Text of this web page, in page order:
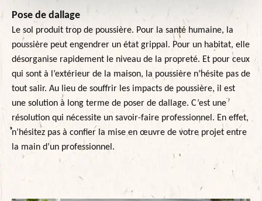
Pose de dallage
Le sol produit trop de poussière. Pour la santé humaine, la
poussière peut engendrer un état grippal. Pour un habitat, elle
désorganise rapidement le niveau de la propreté. Et pour ceux
qui sont à l’extérieur de la maison, la poussière n’hésite pas de
tout salir. Au lieu de souffrir les impacts de poussière, il est
une solution à long terme de poser de dallage. C’est une
résolution qui nécessite un savoir-faire professionnel. En effet,
n’hésitez pas à confier la mise en œuvre de votre projet entre
la main d’un professionnel.